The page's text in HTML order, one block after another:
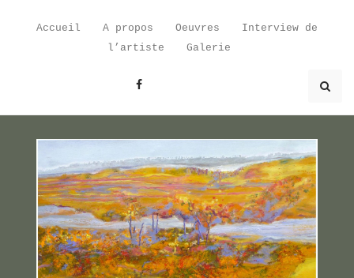
Accueil A propos Oeuvres
Interview de
l’artiste
Galerie